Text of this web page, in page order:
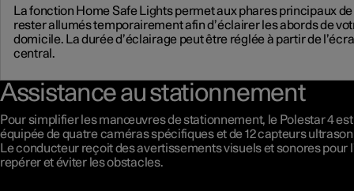
La fonction Home Safe Lights permet aux phares principaux de
rester allumés temporairement afin d’éclairer les abords de
domicile. La durée d’éclairage peut être réglée à partir de
central.
Assistance au stationnement
Pour simplifier les manœuvres de stationnement, le Polestar 4 est
équipée de quatre caméras spécifiques et de 12 capteurs
Le conducteur reçoit des avertissements visuels et sonores pour
repérer et éviter les obstacles.